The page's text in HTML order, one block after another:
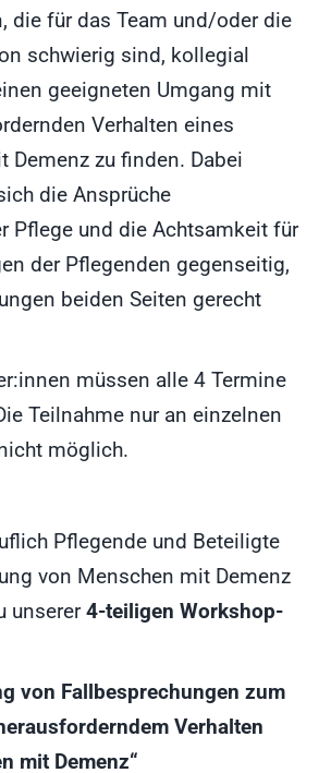
die für das Team und/oder die
schwierig sind, kollegial
geeigneten Umgang mit
Verhalten eines
Demenz zu finden. Dabei
die Ansprüche
Pflege und die Achtsamkeit für
der Pflegenden gegenseitig,
beiden Seiten gerecht
müssen alle 4 Termine
Teilnahme nur an einzelnen
möglich.
Pflegende und Beteiligte
von Menschen mit Demenz
unserer4-teiligen Workshop-
von Fallbesprechungen zum
Verhalten
mit Demenz“